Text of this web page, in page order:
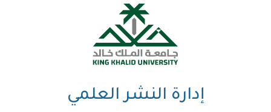
إدارة النشر العلمي